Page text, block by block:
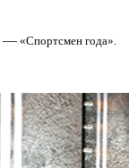
— «Спортсмен года».